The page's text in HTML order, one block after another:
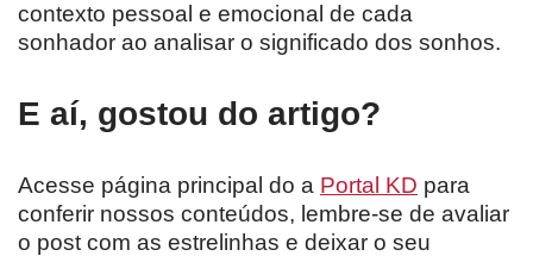
contexto pessoal e emocional de cada
sonhador ao analisar o significado dos sonhos.
E aí, gostou do artigo?
Acesse página principal do a Portal KD para
conferir nossos conteúdos, lembre-se de avaliar
o post com as estrelinhas e deixar o seu